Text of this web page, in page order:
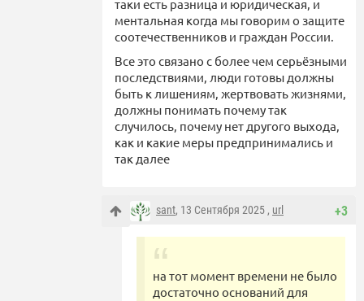
таки есть разница и юридическая, и
ментальная когда мы говорим о защите
соотечественников и граждан России.
Все это связано с более чем серьёзными
последствиями, люди готовы должны
быть к лишениям, жертвовать жизнями,
должны понимать почему так
случилось, почему нет другого выхода,
как и какие меры предпринимались и
так далее
+3
sant, 13 Сентября 2025 , url
на тот момент времени не было
достаточно оснований для